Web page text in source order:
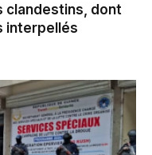
clandestins, dont
interpellés